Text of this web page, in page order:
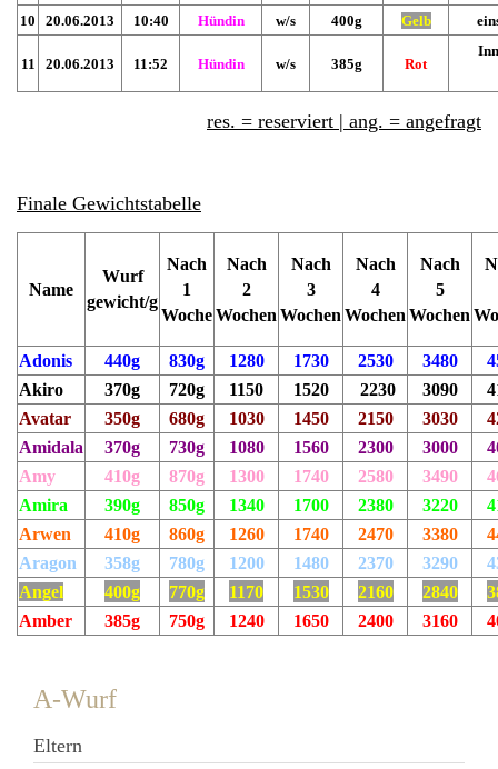
10
20.06.2013 10:40 Hündin w/s 400g Gelb
11 20.06.2013 11:52 Hündin w/s 385g Rot
res. = reserviert | ang. = angefragt
Finale Gewichtstabelle
Name
Wurf
gewicht/g
Nach
1
Woche
Nach
2
Wochen
Nach
3
Wochen
Nach
4
Wochen
Nach
5
Wochen
Adonis 440g 830g 1280 1730 2530 3480
Akiro
370g 720g 1150 1520 2230 3090
Avatar
350g 680g 1030 1450 2150 3030
Amidala
370g 730g 1080 1560 2300 3000
Amy
410g 870g 1300 1740 2580 3490
Amira
390g 850g 1340 1700 2380 3220
Arwen
410g 860g 1260 1740 2470 3380
Aragon
358g 780g 1200 1480 2370 3290
Angel
400g 770g 1170 1530 2160 2840
Amber
385g 750g 1240 1650 2400 3160
A-Wurf
Eltern